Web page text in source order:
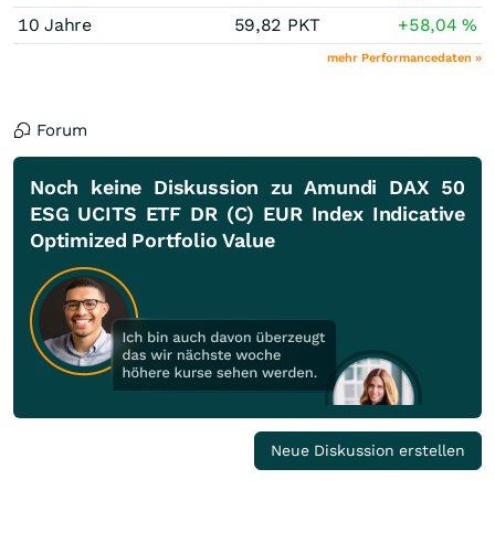
10 Jahre
59,82 PKT +58,04%
mehr Performancedaten »
Forum
Noch keine Diskussion zu Amundi DAX 50
ESG UCITS ETF DR (C) EUR Index Indicative
Optimized Portfolio Value
Neue Diskussion erstellen